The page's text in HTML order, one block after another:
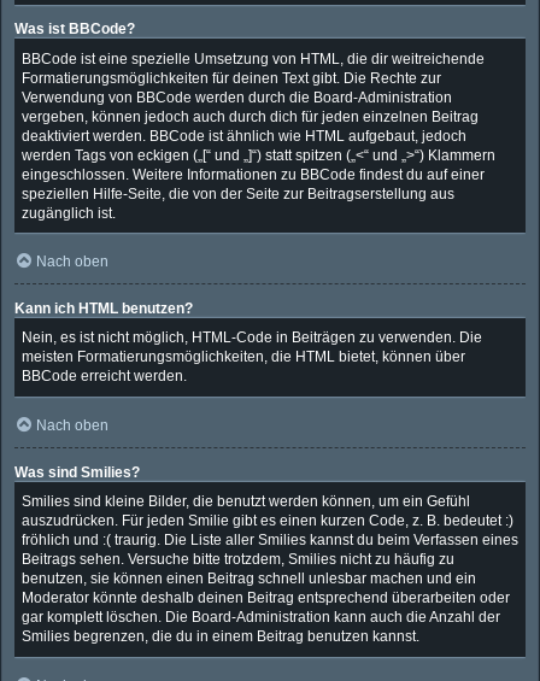
Was ist BBCode?
BBCode ist eine spezielle Umsetzung von HTML, die dir weitreichende
Formatierungsmöglichkeiten für deinen Text gibt. Die Rechte zur
Verwendung von BBCode werden durch die Board-Administration
vergeben, können jedoch auch durch dich für jeden einzelnen Beitrag
deaktiviert werden. BBCode ist ähnlich wie HTML aufgebaut, jedoch
werden Tags von eckigen („[“ und „]“) statt spitzen („<“ und „>“) Klammern
eingeschlossen. Weitere Informationen zu BBCode findest du auf einer
speziellen Hilfe-Seite, die von der Seite zur Beitragserstellung aus
zugänglich ist.
Nach oben
Kann ich HTML benutzen?
Nein, es ist nicht möglich, HTML-Code in Beiträgen zu verwenden. Die
meisten Formatierungsmöglichkeiten, die HTML bietet, können über
BBCode erreicht werden.
Nach oben
Was sind Smilies?
Smilies sind kleine Bilder, die benutzt werden können, um ein Gefühl
auszudrücken. Für jeden Smilie gibt es einen kurzen Code, z. B. bedeutet :)
fröhlich und :( traurig. Die Liste aller Smilies kannst du beim Verfassen eines
Beitrags sehen. Versuche bitte trotzdem, Smilies nicht zu häufig zu
benutzen, sie können einen Beitrag schnell unlesbar machen und ein
Moderator könnte deshalb deinen Beitrag entsprechend überarbeiten oder
gar komplett löschen. Die Board-Administration kann auch die Anzahl der
Smilies begrenzen, die du in einem Beitrag benutzen kannst.